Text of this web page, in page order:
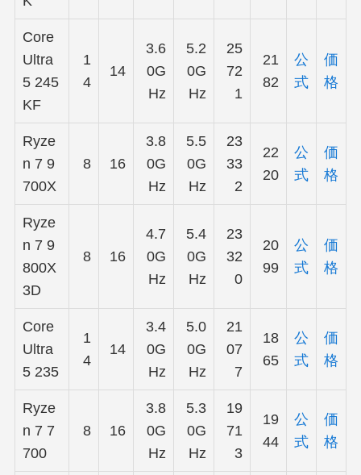
Core
Ultra
5 245
KF
1
4
14
3.6
0G
Hz
5.2
0G
Hz
25
72
1
21
82
公
式
価
格
Ryze
n 7 9
700X
8 16
3.8
0G
Hz
5.5
0G
Hz
23
33
2
22
20
公
式
価
格
Ryze
n 7 9
800X
3D
8 16
4.7
0G
Hz
5.4
0G
Hz
23
32
0
20
99
公
式
価
格
Core
Ultra
5 235
1
4
14
3.4
0G
Hz
5.0
0G
Hz
21
07
7
18
65
公
式
価
格
Ryze
n 7 7
700
8 16
3.8
0G
Hz
5.3
0G
Hz
19
71
3
19
44
公
式
価
格